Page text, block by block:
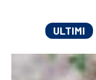
ULTIMI